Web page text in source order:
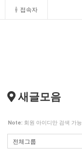
접속자
새글모음
Note: 회원 아이디만 검색 가능